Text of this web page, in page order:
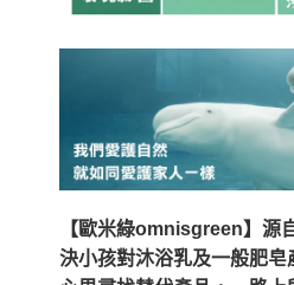
【歐米綠omnisgreen】源
決小孩對沐浴乳及一般肥